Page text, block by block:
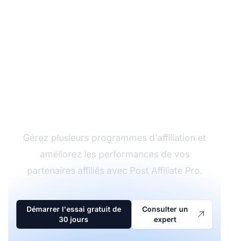
Gérez plusieurs programmes d'affiliation et
améliorez les performances de vos
partenaires affiliés avec Post Affiliate Pro.
Démarrer l'essai gratuit de
30 jours
Consulter un
expert